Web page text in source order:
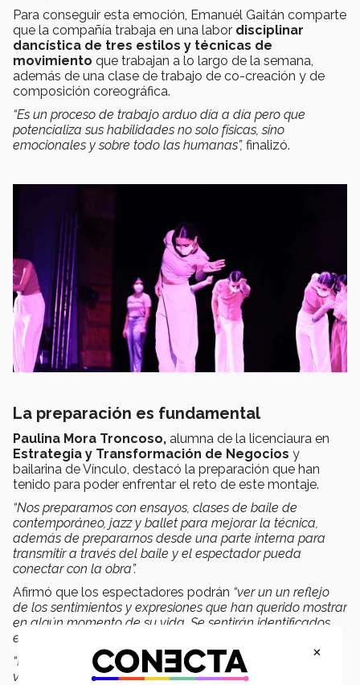
Para conseguir esta emoción, Emanuél Gaitán comparte
que la compañía trabaja en una labor disciplinar
dancística de tres estilos y técnicas de
movimiento que trabajan a lo largo de la semana,
además de una clase de trabajo de co-creación y de
composición coreográfica.
“Es un proceso de trabajo arduo día a día pero que
potencializa sus habilidades no solo físicas, sino
emocionales y sobre todo las humanas”, finalizó.
La preparación es fundamental
Paulina Mora Troncoso, alumna de la licenciaura en
Estrategia y Transformación de Negocios y
bailarina de Vínculo, destacó la preparación que han
tenido para poder enfrentar el reto de este montaje.
“Nos preparamos con ensayos, clases de baile de
contemporáneo, jazz y ballet para mejorar la técnica,
además de prepararnos desde una parte interna para
transmitir a través del baile y el espectador pueda
conectar con la obra”.
Afirmó que los espectadores podrán “ver un un reflejo
de los sentimientos y expresiones que han querido mostrar
en algún momento de su vida. Se sentirán identificados
en algún punto de la obra”,
“Los invito a que se den su tiempo para ver Vínculo, no se
van a arrepentir y van a disfrutar mucho. Es una obra
×